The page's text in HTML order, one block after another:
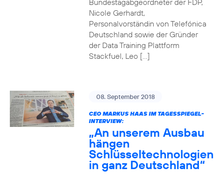
Bundestagabgeordneter der FDP,
Nicole Gerhardt,
Personalvorständin von Telefónica
Deutschland sowie der Gründer
der Data Training Plattform
Stackfuel, Leo […]
08. September 2018
CEO MARKUS HAAS IM TAGESSPIEGEL-
INTERVIEW:
„An unserem Ausbau
hängen
Schlüsseltechnologien
in ganz Deutschland“